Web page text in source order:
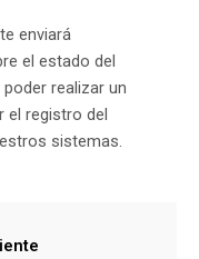
enviará
el estado del
realizar un
el registro del
sistemas.